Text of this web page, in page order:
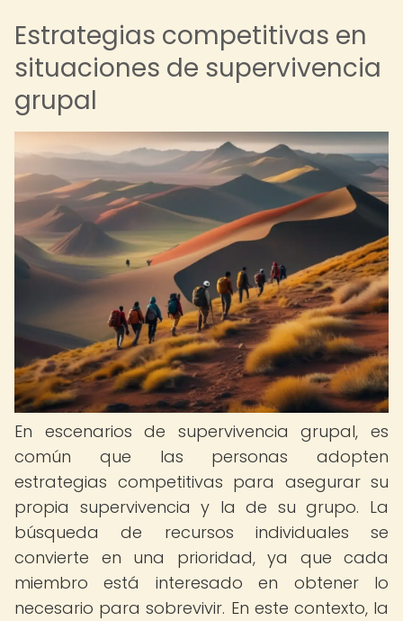
Estrategias competitivas en
situaciones de supervivencia
grupal
En escenarios de supervivencia grupal, es
común que las personas adopten
estrategias competitivas para asegurar su
propia supervivencia y la de su grupo. La
búsqueda de recursos individuales se
convierte en una prioridad, ya que cada
miembro está interesado en obtener lo
necesario para sobrevivir. En este contexto, la